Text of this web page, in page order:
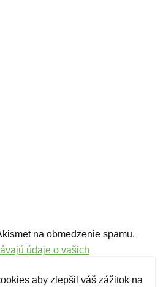
na obmedzenie spamu.
údaje o vašich
aby zlepšil váš zážitok na